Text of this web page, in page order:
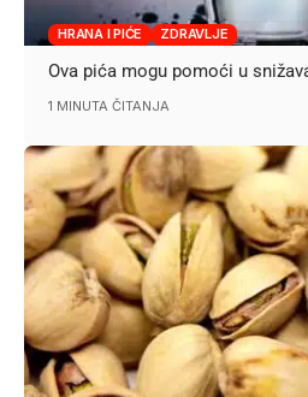
HRANA I PIĆE ZDRAVLJE
Ova pića mogu pomoći u
1 MINUTA ČITANJA